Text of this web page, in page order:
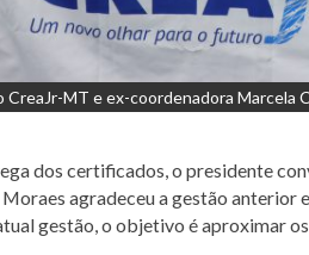
CreaJr-MT e ex-coordenadora Marcela
dos certificados, o presidente
agradeceu a gestão anterior
gestão, o objetivo é aproximar